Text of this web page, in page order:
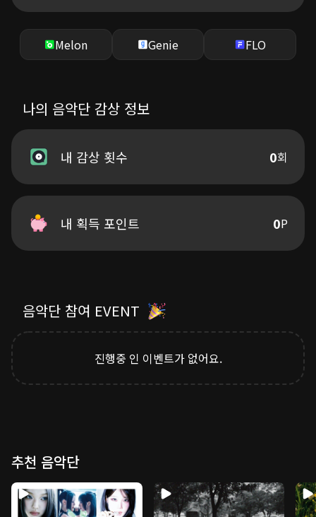
엄마 여긴 좀 시끄러워
고작 단것 하나 물고 있네
어서 와 이번 생은 너도 처음이지?
나도 그래서 좀 어려웠어
이제가 너와 난 앞으로 각자도생
Doom do doom do doom do doom do doom do
Doom do doom do doom do doom do
나도 그래서 좀 어려웠어
이제가 너와 난 앞으로 각자도생
그래도 잘 살아 줬으면 해
Melon Genie FLO
나의 음악단 감상 정보
내 감상 횟수 0회
내 획득 포인트 0P
음악단 참여 EVENT
진행중 인 이벤트가 없어요.
추천 음악단